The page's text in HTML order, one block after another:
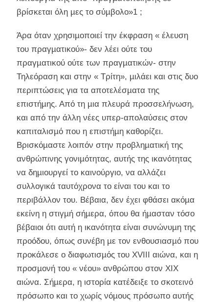
βρίσκεται όλη µες το σύµβολο»1 ;
Άρα όταν χρησιµοποιεί την έκφραση « έλευση
του πραγµατικού»- δεν λέει ούτε του
πραγµατικού ούτε των πραγµατικών- στην
Τηλεόραση και στην « Τρίτη», µιλάει και στις δυο
περιπτώσεις για τα αποτελέσµατα της
επιστήµης. Από τη µια πλευρά προσσελήνωση,
και από την άλλη νέες υπερ-απολαύσεις στον
καπιταλισµό που η επιστήµη καθορίζει.
Βρισκόµαστε λοιπόν στην προβληµατική της
ανθρώπινης γονιµότητας, αυτής της ικανότητας
να δηµιουργεί το καινούργιο, να αλλάζει
συλλογικά ταυτόχρονα το είναι του και το
περιβάλλον του. Βέβαια, δεν έχει φθάσει ακόµα
εκείνη η στιγµή σήµερα, όπου θα ήµασταν τόσο
βέβαιοι ότι αυτή η ικανότητα είναι συνώνυµη της
προόδου, όπως συνέβη µε τον ενθουσιασµό που
προκάλεσε ο διαφωτισµός του ΧVIII αιώνα, και η
προσµονή του « νέου» ανθρώπου στον XIX
αιώνα. Σήµερα, η ιστορία κατέδειξε το σκοτεινό
πρόσωπο και το χωρίς νόµους πρόσωπο αυτής